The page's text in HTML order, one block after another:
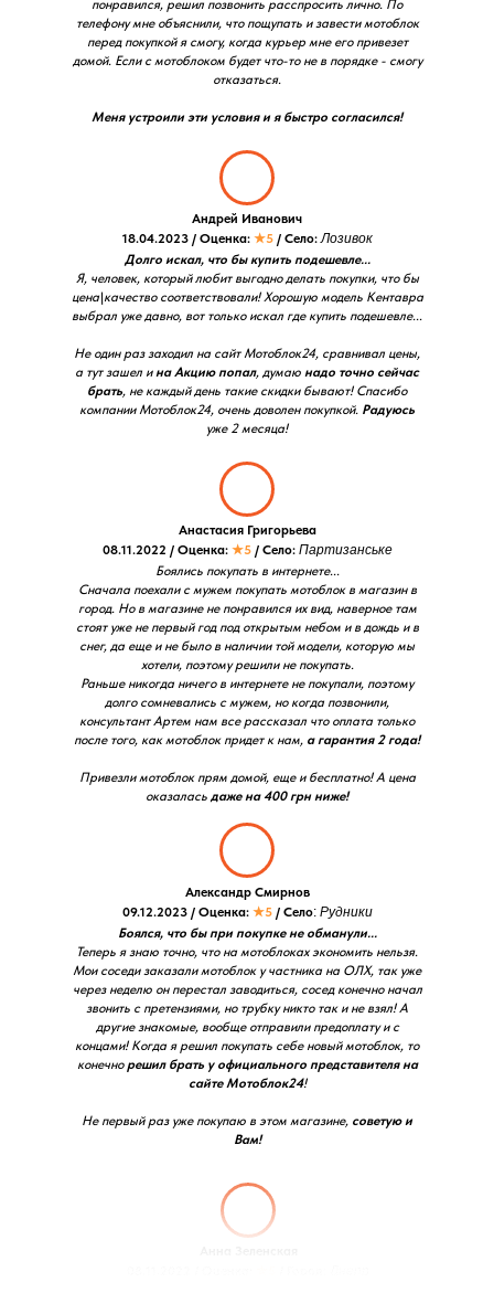
понравился, решил позвонить расспросить лично. По
телефону мне объяснили, что пощупать и завести мотоблок
перед покупкой я смогу, когда курьер мне его привезет
домой. Если с мотоблоком будет что-то не в порядке - смогу
отказаться.
Меня устроили эти условия и я быстро согласился!
Боялся, что бы при покупке не обманули...
Теперь я знаю точно, что на мотоблоках экономить нельзя.
Мои соседи заказали мотоблок у частника на ОЛХ, так уже
через неделю он перестал заводиться, сосед конечно начал
звонить с претензиями, но трубку никто так и не взял! А
другие знакомые, вообще отправили предоплату и с
концами! Когда я решил покупать себе новый мотоблок, то
конечнорешил брать у официального представителя на
сайте Мотоблок24!
Не первый раз уже покупаю в этом магазине, советую и
Вам!
Александр Смирнов
09.12.2023 / Оценка: ★5 / Село: Рудники
Боялись покупать в интернете...
Сначала поехали с мужем покупать мотоблок в магазин в
город. Но в магазине не понравился их вид, наверное там
стоят уже не первый год под открытым небом и в дождь и в
снег, да еще и не было в наличии той модели, которую мы
хотели, поэтому решили не покупать.
Раньше никогда ничего в интернете не покупали, поэтому
долго сомневались с мужем, но когда позвонили,
консультант Артем нам все рассказал что оплата только
после того, как мотоблок придет к нам, а гарантия 2 года!
Привезли мотоблок прям домой, еще и бесплатно! А цена
оказалась даже на 400 грн ниже!
Анастасия Григорьева
08.11.2022 / Оценка: ★5 / Село: Партизанське
Долго искал, что бы купить подешевле...
Я, человек, который любит выгодно делать покупки, что бы
цена\качество соответствовали! Хорошую модель Кентавра
выбрал уже давно, вот только искал где купить подешевле...
Не один раз заходил на сайт Мотоблок24, сравнивал цены,
а тут зашел ина Акцию попал, думаю надо точно сейчас
брать, не каждый день такие скидки бывают! Спасибо
компании Мотоблок24, очень доволен покупкой. Радуюсь
уже 2 месяца!
Андрей Иванович
18.04.2023 / Оценка: ★5 / Село: Лозивок